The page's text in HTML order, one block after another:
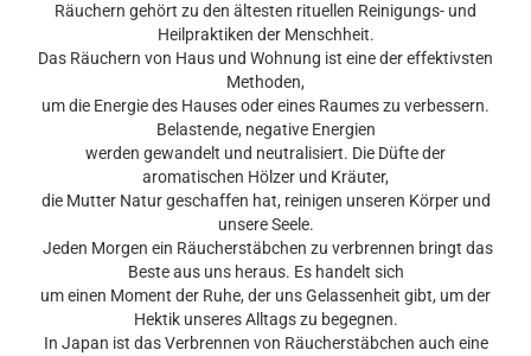
Räuchern gehört zu den ältesten rituellen Reinigungs- und
Heilpraktiken der Menschheit.
Das Räuchern von Haus und Wohnung ist eine der effektivsten
Methoden,
um die Energie des Hauses oder eines Raumes zu verbessern.
Belastende, negative Energien
werden gewandelt und neutralisiert. Die Düfte der
aromatischen Hölzer und Kräuter,
die Mutter Natur geschaffen hat, reinigen unseren Körper und
unsere Seele.
Jeden Morgen ein Räucherstäbchen zu verbrennen bringt das
Beste aus uns heraus. Es handelt sich
um einen Moment der Ruhe, der uns Gelassenheit gibt, um der
Hektik unseres Alltags zu begegnen.
In Japan ist das Verbrennen von Räucherstäbchen auch eine